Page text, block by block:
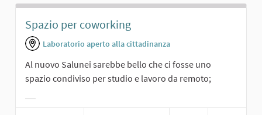
Spazio per coworking
Laboratorio aperto alla cittadinanza
Al nuovo Salunei sarebbe bello che ci fosse uno
spazio condiviso per studio e lavoro da remoto;